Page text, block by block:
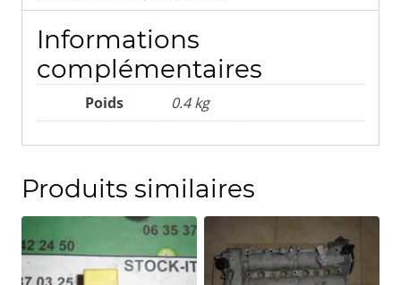
Informations
complémentaires
Poids 0.4 kg
Produits similaires